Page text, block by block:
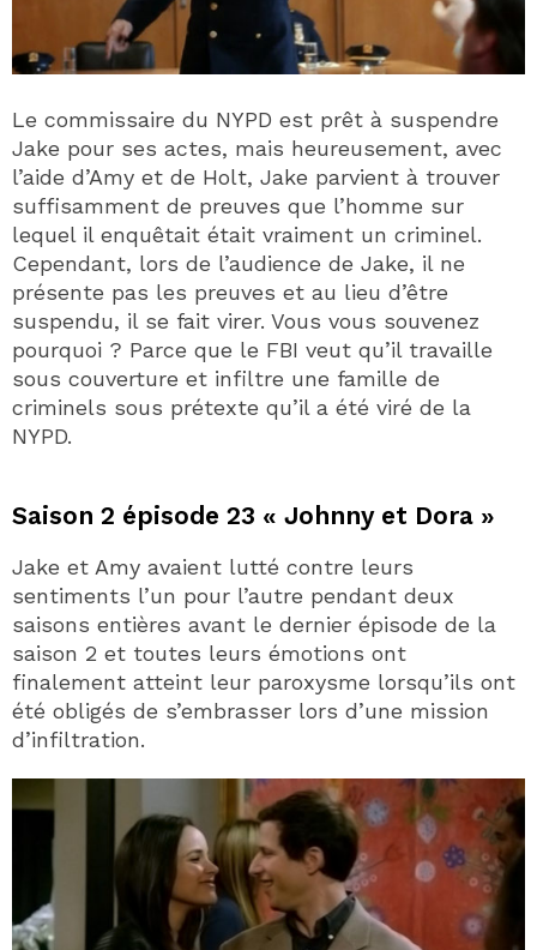
Le commissaire du NYPD est prêt à suspendre
Jake pour ses actes, mais heureusement, avec
l’aide d’Amy et de Holt, Jake parvient à trouver
suffisamment de preuves que l’homme sur
lequel il enquêtait était vraiment un criminel.
Cependant, lors de l’audience de Jake, il ne
présente pas les preuves et au lieu d’être
suspendu, il se fait virer. Vous vous souvenez
pourquoi ? Parce que le FBI veut qu’il travaille
sous couverture et infiltre une famille de
criminels sous prétexte qu’il a été viré de la
NYPD.
Saison 2 épisode 23 « Johnny et Dora »
Jake et Amy avaient lutté contre leurs
sentiments l’un pour l’autre pendant deux
saisons entières avant le dernier épisode de la
saison 2 et toutes leurs émotions ont
finalement atteint leur paroxysme lorsqu’ils ont
été obligés de s’embrasser lors d’une mission
d’infiltration.